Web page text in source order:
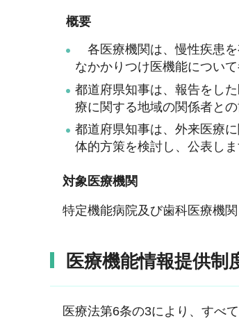
概要
各医療機関は、慢性疾患
なかかりつけ医機能につい
都道府県知事は、報告をし
療に関する地域の関係者と
都道府県知事は、外来医療
体的方策を検討し、公表しま
対象医療機関
特定機能病院及び歯科医療機
医療機能情報提供制
医療法第6条の3により、すべ